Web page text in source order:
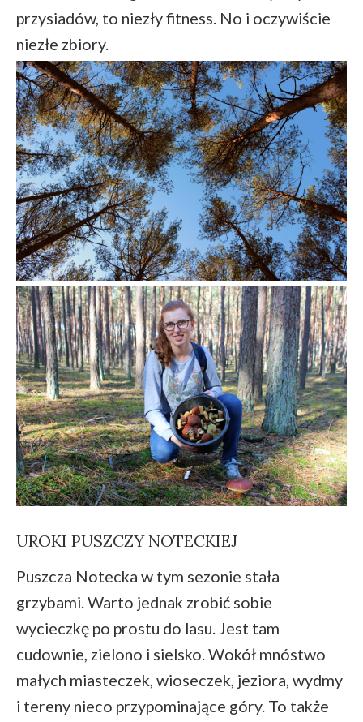
przysiadów, to niezły fitness. No i oczywiście
niezłe zbiory.
UROKI PUSZCZY NOTECKIEJ
Puszcza Notecka w tym sezonie stała
grzybami. Warto jednak zrobić sobie
wycieczkę po prostu do lasu. Jest tam
cudownie, zielono i sielsko. Wokół mnóstwo
małych miasteczek, wioseczek, jeziora, wydmy
i tereny nieco przypominające góry. To także